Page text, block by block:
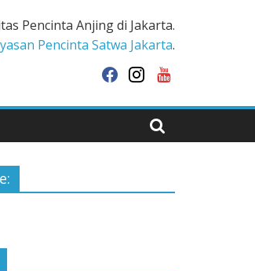
Pencinta Anjing di Jakarta.
Pencinta Satwa Jakarta.
facebookinstagram
youtube